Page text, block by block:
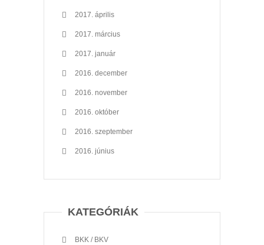
2017. április
2017. március
2017. január
2016. december
2016. november
2016. október
2016. szeptember
2016. június
KATEGÓRIÁK
BKK / BKV